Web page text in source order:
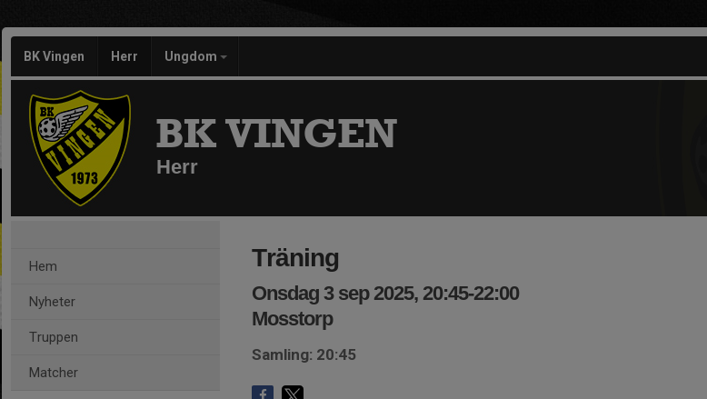
BK Vingen Herr Ungdom
BK VINGEN
Herr
Hem
Nyheter
Truppen
Matcher
Träning
Onsdag 3 sep 2025, 20:45-22:00
Mosstorp
Samling: 20:45